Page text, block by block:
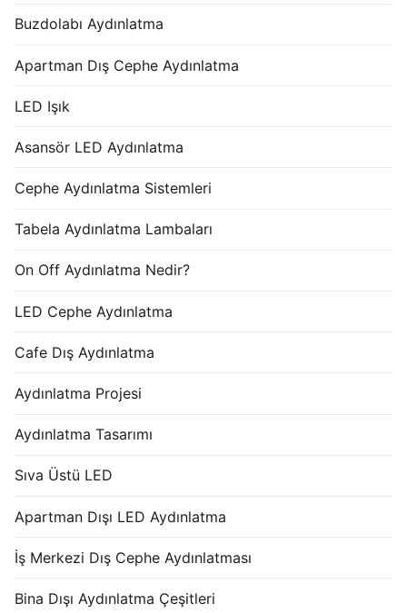
Buzdolabı Aydınlatma
Apartman Dış Cephe Aydınlatma
LED Işık
Asansör LED Aydınlatma
Cephe Aydınlatma Sistemleri
Tabela Aydınlatma Lambaları
On Off Aydınlatma Nedir?
LED Cephe Aydınlatma
Cafe Dış Aydınlatma
Aydınlatma Projesi
Aydınlatma Tasarımı
Sıva Üstü LED
Apartman Dışı LED Aydınlatma
İş Merkezi Dış Cephe Aydınlatması
Bina Dışı Aydınlatma Çeşitleri